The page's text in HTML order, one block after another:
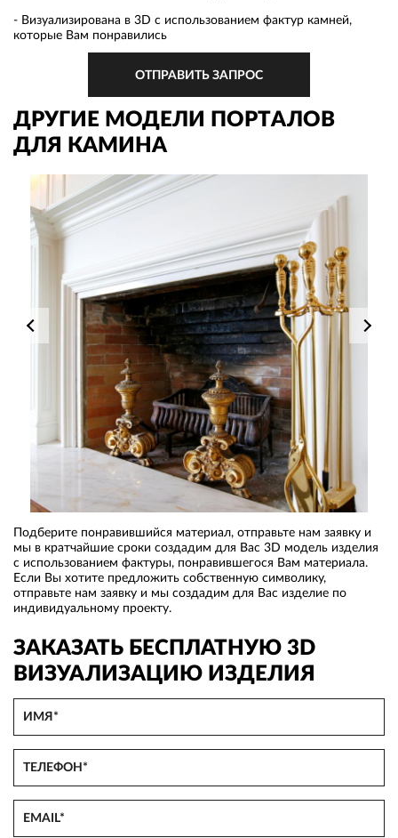
- Визуализирована в 3D с использованием фактур камней,
которые Вам понравились
ОТПРАВИТЬ ЗАПРОС
ДРУГИЕ МОДЕЛИ ПОРТАЛОВ
ДЛЯ КАМИНА
Подберите понравившийся материал, отправьте нам заявку и
мы в кратчайшие сроки создадим для Вас 3D модель изделия
с использованием фактуры, понравившегося Вам материала.
Если Вы хотите предложить собственную символику,
отправьте нам заявку и мы создадим для Вас изделие по
индивидуальному проекту.
ЗАКАЗАТЬ БЕСПЛАТНУЮ 3D
ВИЗУАЛИЗАЦИЮ ИЗДЕЛИЯ